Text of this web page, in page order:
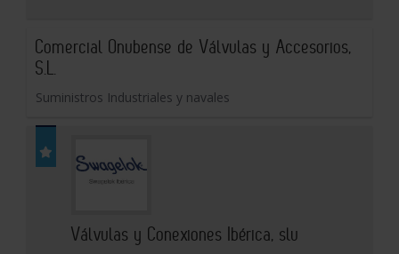
Comercial Onubense de Válvulas y Accesorios,
S.L.
Suministros Industriales y navales
Válvulas y Conexiones Ibérica, slu